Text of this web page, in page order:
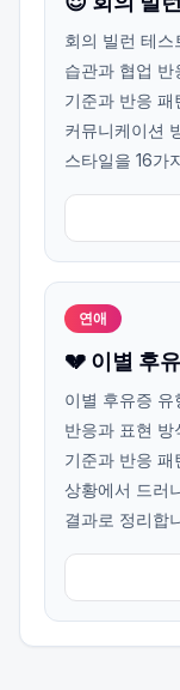
회의 빌런 테
습관과 협업 반
기준과 반응 패
커뮤니케이션
스타일을 16가
연애
💔 이별 후
이별 후유증 유
반응과 표현 방
기준과 반응 패
상황에서 드러
결과로 정리합